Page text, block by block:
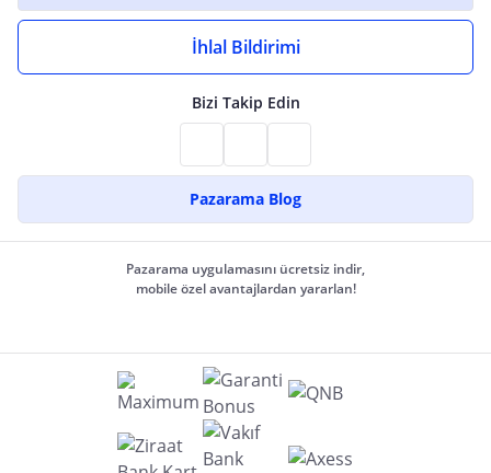
İhlal Bildirimi
Bizi Takip Edin
Pazarama Blog
Pazarama uygulamasını ücretsiz indir,
mobile özel avantajlardan yararlan!